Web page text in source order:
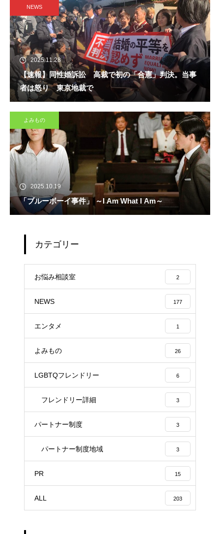
NEWS
2025.11.28
【速報】同性婚訴訟 高裁で初の「合憲」判決。当事
者は怒り 東京地裁で
よみもの
2025.10.19
「ブルーボーイ事件」 ～I Am What I Am～
カテゴリー
お悩み相談室 2
NEWS 177
エンタメ 1
よみもの 26
LGBTQフレンドリー 6
フレンドリー詳細 3
パートナー制度 3
パートナー制度地域 3
PR 15
ALL 203